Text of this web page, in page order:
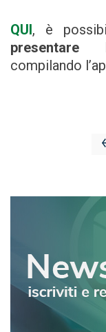
QUI, è
presentare
compilando
Navigazione